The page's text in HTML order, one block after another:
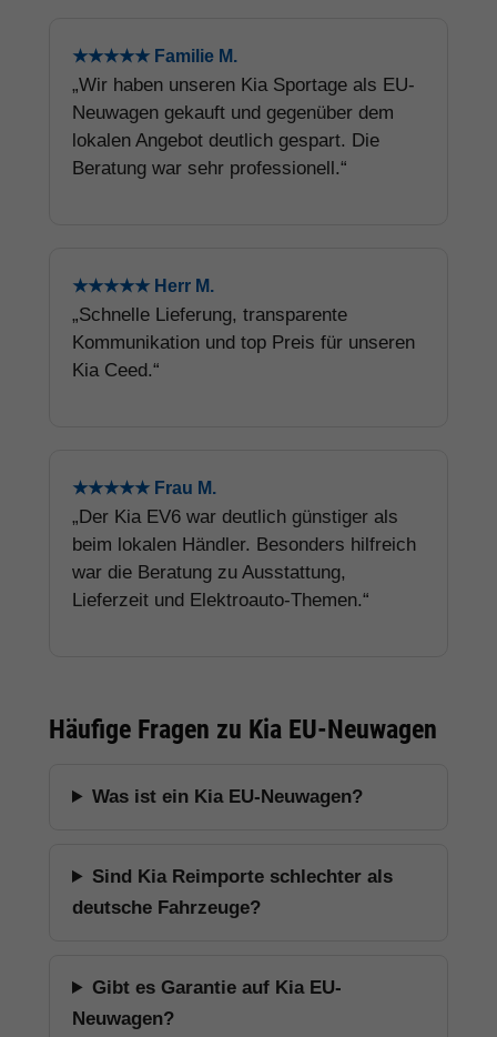
★★★★★ Familie M.
„Wir haben unseren Kia Sportage als EU-
Neuwagen gekauft und gegenüber dem
lokalen Angebot deutlich gespart. Die
Beratung war sehr professionell.“
★★★★★ Herr M.
„Schnelle Lieferung, transparente
Kommunikation und top Preis für unseren
Kia Ceed.“
★★★★★ Frau M.
„Der Kia EV6 war deutlich günstiger als
beim lokalen Händler. Besonders hilfreich
war die Beratung zu Ausstattung,
Lieferzeit und Elektroauto-Themen.“
Häufige Fragen zu Kia EU-Neuwagen
Was ist ein Kia EU-Neuwagen?
Sind Kia Reimporte schlechter als
deutsche Fahrzeuge?
Gibt es Garantie auf Kia EU-
Neuwagen?